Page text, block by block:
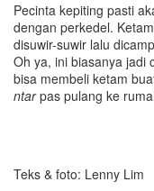
Pecinta kepiting pasti
dengan perkedel.
disuwir-suwir lalu
Oh ya, ini biasanya jadi
bisa membeli ketam
ntarpas pulang ke
Teks & foto: Lenny Lim